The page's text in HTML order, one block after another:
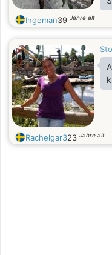
Ingeman39 Jahre alt
Rachelgar323 Jahre alt